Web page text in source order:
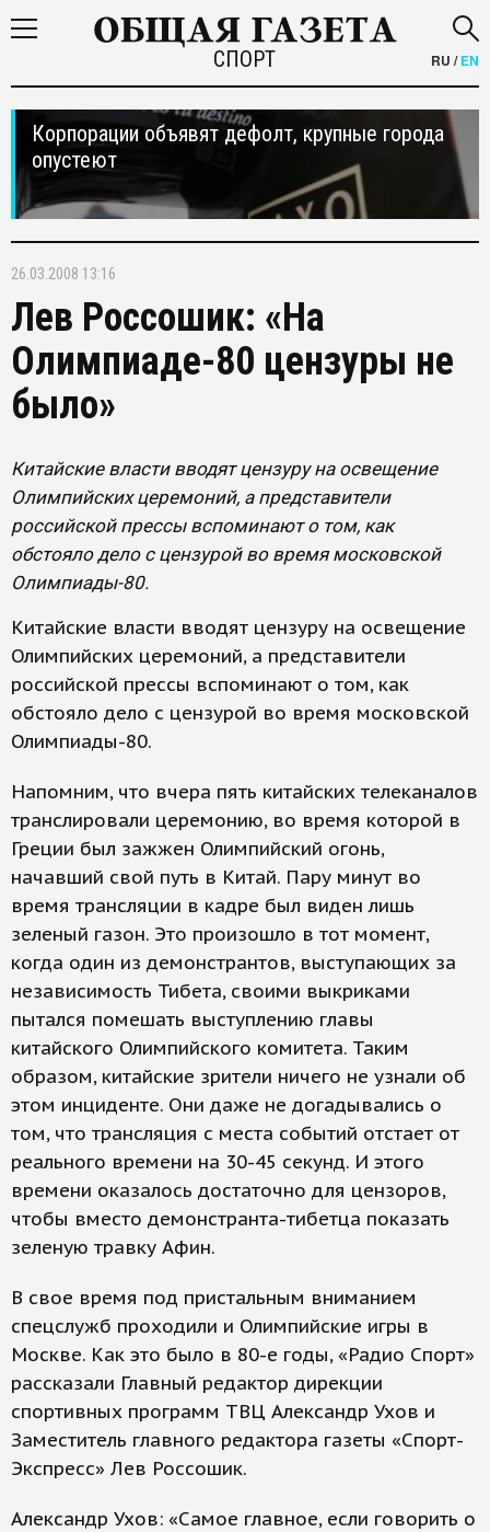
СПОРТ RU /EN
Корпорации объявят дефолт, крупные города
опустеют
26.03.2008 13:16
Лев Россошик: «На
Олимпиаде-80 цензуры не
было»
Китайские власти вводят цензуру на освещение
Олимпийских церемоний, а представители
российской прессы вспоминают о том, как
обстояло дело с цензурой во время московской
Олимпиады-80.
Китайские власти вводят цензуру на освещение
Олимпийских церемоний, а представители
российской прессы вспоминают о том, как
обстояло дело с цензурой во время московской
Олимпиады-80.
Напомним, что вчера пять китайских телеканалов
транслировали церемонию, во время которой в
Греции был зажжен Олимпийский огонь,
начавший свой путь в Китай. Пару минут во
время трансляции в кадре был виден лишь
зеленый газон. Это произошло в тот момент,
когда один из демонстрантов, выступающих за
независимость Тибета, своими выкриками
пытался помешать выступлению главы
китайского Олимпийского комитета. Таким
образом, китайские зрители ничего не узнали об
этом инциденте. Они даже не догадывались о
том, что трансляция с места событий отстает от
реального времени на 30-45 секунд. И этого
времени оказалось достаточно для цензоров,
чтобы вместо демонстранта-тибетца показать
зеленую травку Афин.
В свое время под пристальным вниманием
спецслужб проходили и Олимпийские игры в
Москве. Как это было в 80-е годы, «Радио Спорт»
рассказали Главный редактор дирекции
спортивных программ ТВЦ Александр Ухов и
Заместитель главного редактора газеты «Спорт-
Экспресс» Лев Россошик.
Александр Ухов: «Самое главное, если говорить о